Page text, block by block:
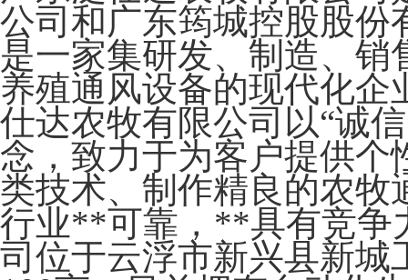
公司和广东筠城控股股份
是一家集研发、制造、
养殖通风设备的现代化
仕达农牧有限公司以“诚
念，致力于为客户提供
类技术、制作精良的农
行业**可靠，**具有竞争
司位于云浮市新兴县新城